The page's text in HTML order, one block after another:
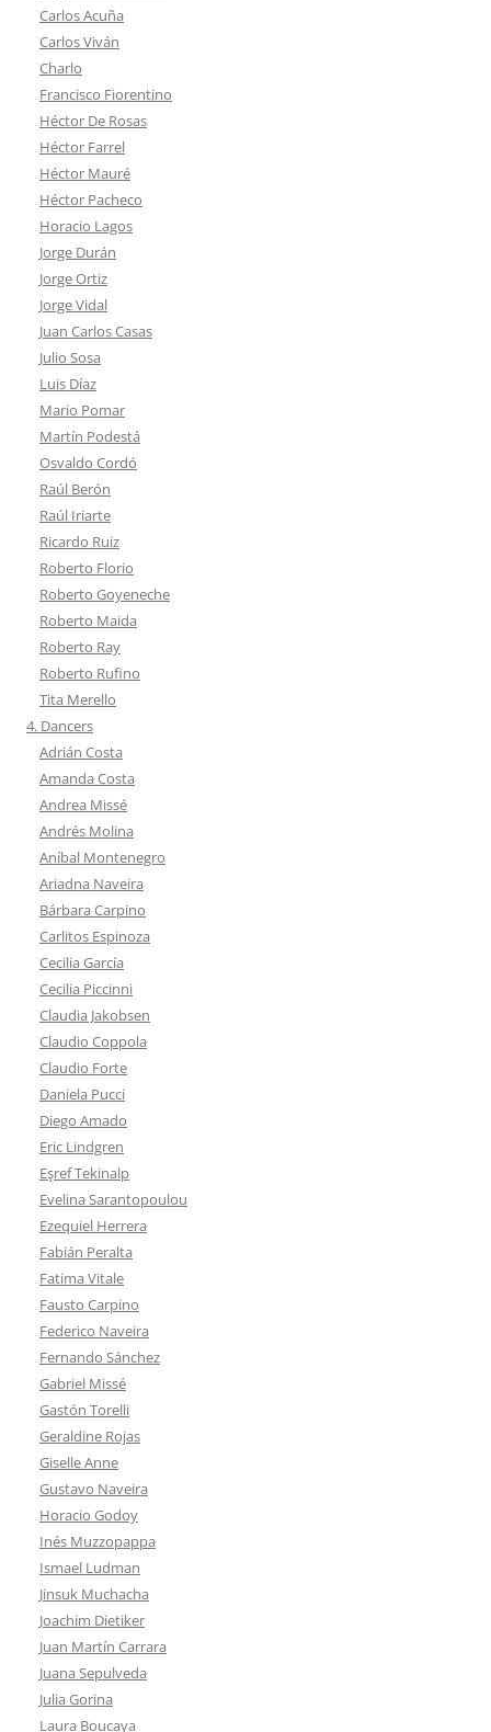
Carlos Acuña
Carlos Viván
Charlo
Francisco Fiorentino
Héctor De Rosas
Héctor Farrel
Héctor Mauré
Héctor Pacheco
Horacio Lagos
Jorge Durán
Jorge Ortiz
Jorge Vidal
Juan Carlos Casas
Julio Sosa
Luis Díaz
Mario Pomar
Martín Podestá
Osvaldo Cordó
Raúl Berón
Raúl Iriarte
Ricardo Ruiz
Roberto Florio
Roberto Goyeneche
Roberto Maida
Roberto Ray
Roberto Rufino
Tita Merello
4. Dancers
Adrián Costa
Amanda Costa
Andrea Missé
Andrés Molina
Aníbal Montenegro
Ariadna Naveira
Bárbara Carpino
Carlitos Espinoza
Cecilia García
Cecilia Piccinni
Claudia Jakobsen
Claudio Coppola
Claudio Forte
Daniela Pucci
Diego Amado
Eric Lindgren
Eşref Tekinalp
Evelina Sarantopoulou
Ezequiel Herrera
Fabián Peralta
Fatima Vitale
Fausto Carpino
Federico Naveira
Fernando Sánchez
Gabriel Missé
Gastón Torelli
Geraldine Rojas
Giselle Anne
Gustavo Naveira
Horacio Godoy
Inés Muzzopappa
Ismael Ludman
Jinsuk Muchacha
Joachim Dietiker
Juan Martín Carrara
Juana Sepulveda
Julia Gorina
Laura Boucaya